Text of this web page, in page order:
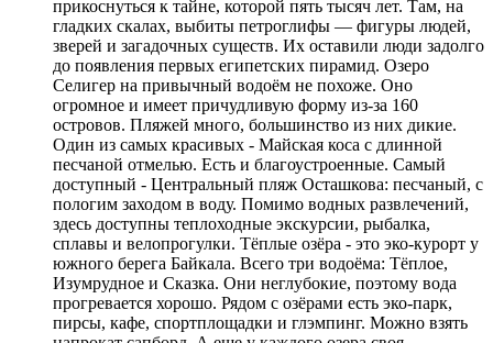
прикоснуться к тайне, которой пять тысяч лет. Там, на
гладких скалах, выбиты петроглифы — фигуры людей,
зверей и загадочных существ. Их оставили люди задолго
до появления первых египетских пирамид. Озеро
Селигер на привычный водоём не похоже. Оно
огромное и имеет причудливую форму из-за 160
островов. Пляжей много, большинство из них дикие.
Один из самых красивых - Майская коса с длинной
песчаной отмелью. Есть и благоустроенные. Самый
доступный - Центральный пляж Осташкова: песчаный, с
пологим заходом в воду. Помимо водных развлечений,
здесь доступны теплоходные экскурсии, рыбалка,
сплавы и велопрогулки. Тёплые озёра - это эко-курорт у
южного берега Байкала. Всего три водоёма: Тёплое,
Изумрудное и Сказка. Они неглубокие, поэтому вода
прогревается хорошо. Рядом с озёрами есть эко-парк,
пирсы, кафе, спортплощадки и глэмпинг. Можно взять